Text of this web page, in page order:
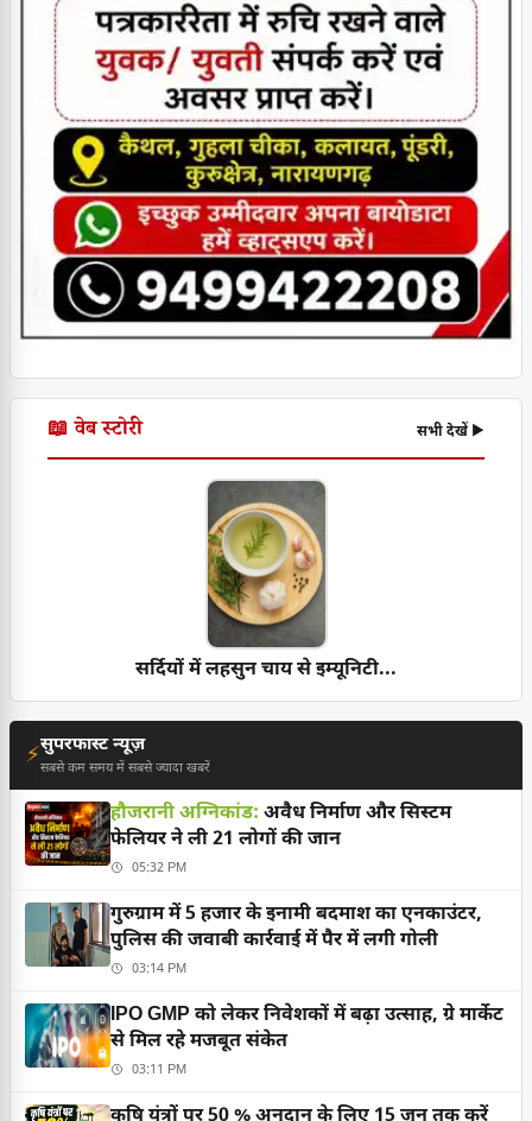
📖 वेब स्टोरी सभी देखें ▶
सर्दियों में लहसुन चाय से इम्यूनिटी...
⚡सुपरफास्ट न्यूज़
सबसे कम समय में सबसे ज्यादा खबरें
हौजरानी अग्निकांड: अवैध निर्माण और सिस्टम
फेलियर ने ली 21 लोगों की जान
05:32 PM
गुरुग्राम में 5 हजार के इनामी बदमाश का एनकाउंटर,
पुलिस की जवाबी कार्रवाई में पैर में लगी गोली
03:14 PM
IPO GMP को लेकर निवेशकों में बढ़ा उत्साह, ग्रे मार्केट
से मिल रहे मजबूत संकेत
03:11 PM